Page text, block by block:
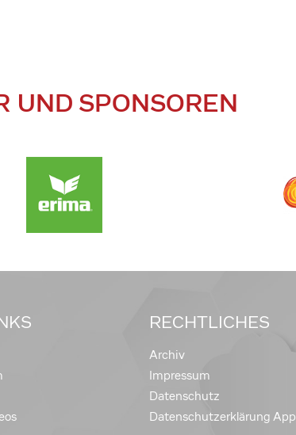
UND SPONSOREN
RECHTLICHES
Archiv
Impressum
Datenschutz
Datenschutzerklärung App